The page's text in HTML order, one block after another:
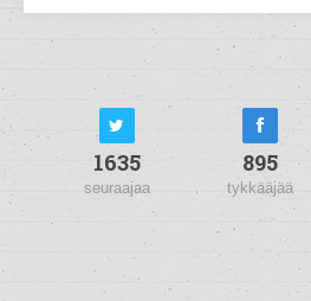
1635
seuraajaa
895
tykkääjää